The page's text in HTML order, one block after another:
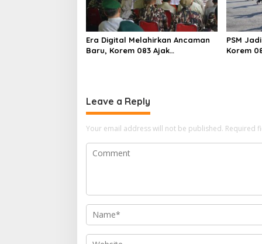
Era Digital Melahirkan Ancaman
Baru, Korem 083 Ajak
PSM
Korem
Leave a Reply
Your email address will not be published. Required